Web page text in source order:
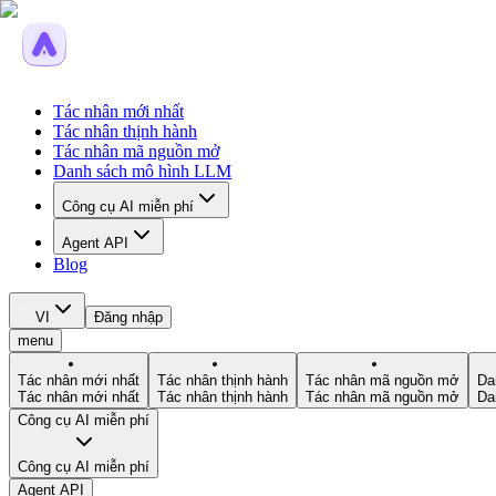
Tác nhân mới nhất
Tác nhân thịnh hành
Tác nhân mã nguồn mở
Danh sách mô hình LLM
Công cụ AI miễn phí
Agent API
Blog
VI
Đăng nhập
menu
Tác nhân mới nhất
Tác nhân mới nhất
Tác nhân thịnh hành
Tác nhân thịnh hành
Tác nhân mã nguồn mở
Tác nhân mã nguồn mở
Công cụ AI miễn phí
Công cụ AI miễn phí
Agent API